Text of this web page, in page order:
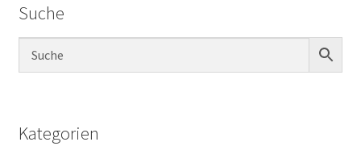
Kontakt
Sachs Ersatzteile
Über uns
Suche
Kategorien